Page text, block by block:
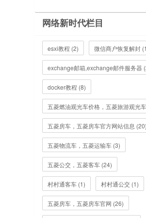
网络新时代栏目
esxi教程 (2) 微信商户恢复解封
exchange邮箱,exchange邮件服务器
docker教程 (8)
五菱燃油观光车价格，五菱旅游观光
五菱房车，五菱房车官方网站信息 (20)
五菱物流车，五菱运输车 (3)
五菱公交，五菱客车 (24)
村村通客车 (1) 村村通公交 (1)
五菱房车，五菱房车官网 (26)